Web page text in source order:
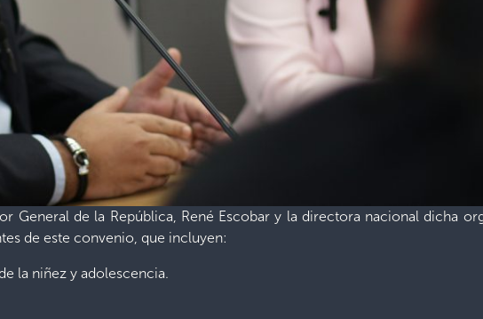
General de la República, René Escobar y la directora nacional dicha
de este convenio, que incluyen:
la niñez yadolescencia.